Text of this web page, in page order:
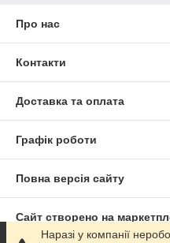
Про нас
Контакти
Доставка та оплата
Графік роботи
Повна версія сайту
Сайт створено на
Наразі у компанії